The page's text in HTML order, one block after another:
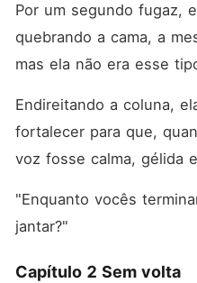
Por um segundo fugaz,
quebrando a cama, a
mas ela não era esse
Endireitando a coluna,
fortalecer para que,
voz fosse calma, gélida
"Enquanto vocês
jantar?"
Capítulo 2 Sem volta